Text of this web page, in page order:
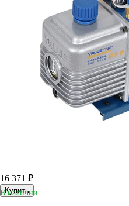
16 371 ₽
Купить
В наличии